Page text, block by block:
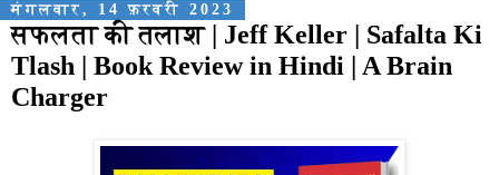
मंगलवार, 14 फ़रवरी 2023
सफलता की तलाश | Jeff Keller | Safalta Ki
Tlash | Book Review in Hindi | A Brain
Charger